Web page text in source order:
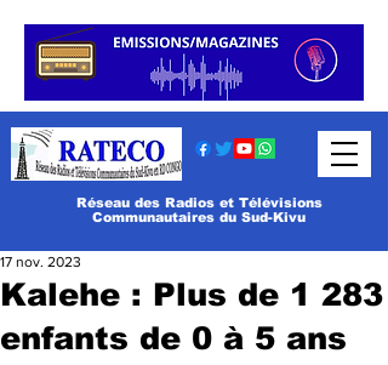
Réseau des Radios et Télévisions
Communautaires du Sud-Kivu
Kalehe : Plus de 1 283
enfants de 0 à 5 ans
17 nov. 2023